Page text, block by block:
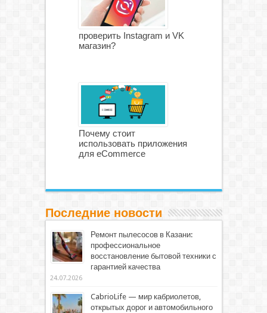
проверить Instagram и VK
магазин?
Почему стоит
использовать приложения
для eCommerce
Последние новости
Ремонт пылесосов в Казани:
профессиональное
восстановление бытовой техники с
гарантией качества
24.07.2026
CabrioLife — мир кабриолетов,
открытых дорог и автомобильного